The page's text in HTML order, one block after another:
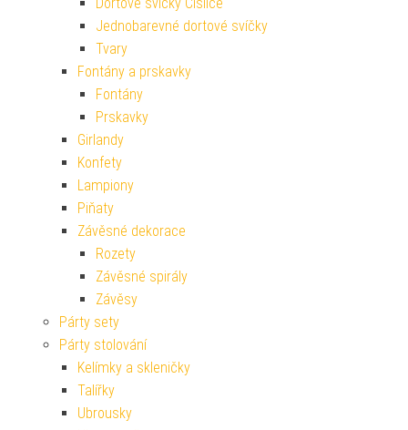
Jednobarevné dortové svíčky
Tvary
Fontány a prskavky
Fontány
Prskavky
Girlandy
Konfety
Lampiony
Piňaty
Závěsné dekorace
Rozety
Závěsné spirály
Závěsy
Párty sety
Párty stolování
Kelímky a skleničky
Talířky
Ubrousky